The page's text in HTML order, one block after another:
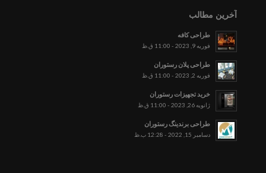
آخرین مطالب
طراحی کافه
فوریه 9, 2023 - 11:00 ق.ظ
طراحی پلان رستوران
فوریه 2, 2023 - 11:00 ق.ظ
خرید تجهیزات رستوران
ژانویه 26, 2023 - 11:00 ق.ظ
طراحی برندینگ رستوران
دسامبر 15, 2022 - 12:28 ب.ظ